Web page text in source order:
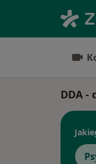
DDA -